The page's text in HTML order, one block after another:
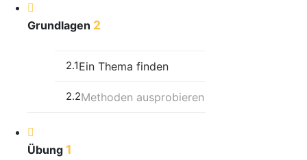
Grundlagen 2
2.1Ein Thema finden
2.2Methoden ausprobieren
Übung 1